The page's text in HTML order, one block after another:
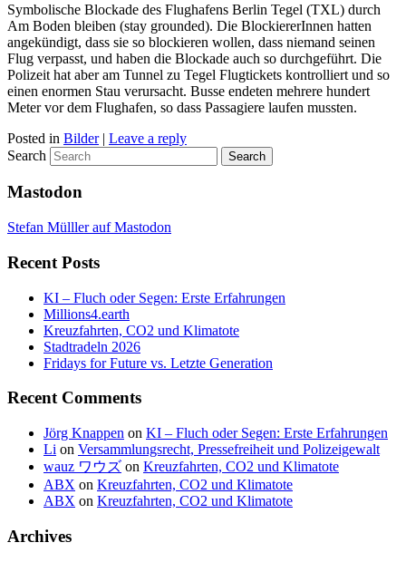
Symbolische Blockade des Flughafens Berlin Tegel (TXL) durch
Am Boden bleiben (stay grounded). Die BlockiererInnen hatten
angekündigt, dass sie so blockieren wollen, dass niemand seinen
Flug verpasst, und haben die Blockade auch so durchgeführt. Die
Polizeit hat aber am Tunnel zu Tegel Flugtickets kontrolliert und so
einen enormen Stau verursacht. Busse endeten mehrere hundert
Meter vor dem Flughafen, so dass Passagiere laufen mussten.
Posted in Bilder | Leave a reply
Search
Mastodon
Stefan Mülller auf Mastodon
Recent Posts
KI – Fluch oder Segen: Erste Erfahrungen
Millions4.earth
Kreuzfahrten, CO2 und Klimatote
Stadtradeln 2026
Fridays for Future vs. Letzte Generation
Recent Comments
Jörg Knappen on KI – Fluch oder Segen: Erste Erfahrungen
Li on Versammlungsrecht, Pressefreiheit und Polizeigewalt
wauz ワウズ on Kreuzfahrten, CO2 und Klimatote
ABX on Kreuzfahrten, CO2 und Klimatote
ABX on Kreuzfahrten, CO2 und Klimatote
Archives